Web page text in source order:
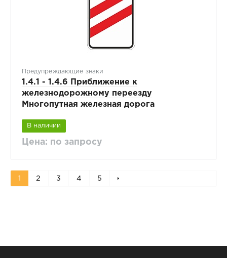
Предупреждающие знаки
1.4.1 - 1.4.6 Приближение к
железнодорожному переезду
Многопутная железная дорога
В наличии
Цена: по запросу
1 2 3 4 5